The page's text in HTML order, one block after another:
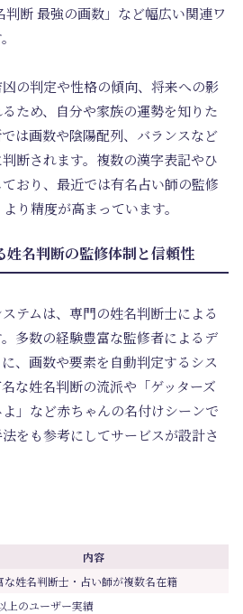
判断 最強の画数」など幅広い関連ワ
の判定や性格の傾向、将来への影
ため、自分や家族の運勢を知りた
は画数や陰陽配列、バランスなど
断されます。複数の漢字表記やひ
おり、最近では有名占い師の監修
り精度が高まっています。
姓名判断の監修体制と信頼性
テムは、専門の姓名判断士による
多数の経験豊富な監修者によるデ
、画数や要素を自動判定するシス
な姓名判断の流派や「ゲッターズ
」など赤ちゃんの名付けシーンで
をも参考にしてサービスが設計さ
内容
な姓名判断士・占い師が複数名在籍
上のユーザー実績